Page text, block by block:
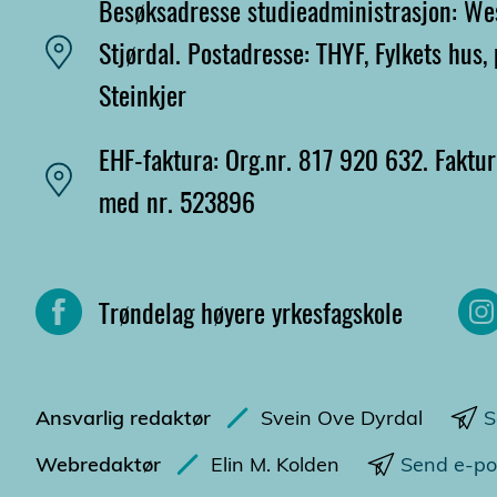
Besøksadresse studieadministrasjon:
Stjørdal. Postadresse: THYF, Fylkets
Steinkjer
EHF-faktura: Org.nr. 817 920 632.
med nr. 523896
Trøndelag høyere yrkesfagskole
Ansvarlig redaktør Svein Ove Dyrdal
Webredaktør
Elin M. Kolden Send e-